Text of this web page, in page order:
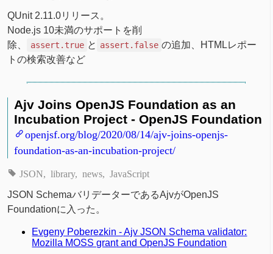
QUnit 2.11.0リリース。
Node.js 10未満のサポートを削
除、
assert.true と assert.false の追加、HTMLレポー
トの検索改善など
Ajv Joins OpenJS Foundation as an
Incubation Project - OpenJS Foundation
openjsf.org/blog/2020/08/14/ajv-joins-openjs-
foundation-as-an-incubation-project/
JSON library news JavaScript
JSON SchemaバリデーターであるAjvがOpenJS
Foundationに入った。
Evgeny Poberezkin - Ajv JSON Schema validator:
Mozilla MOSS grant and OpenJS Foundation